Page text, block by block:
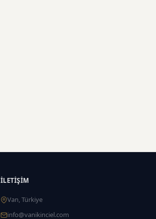
İLETIŞIM
Van, Türkiye
info@vanikinciel.com